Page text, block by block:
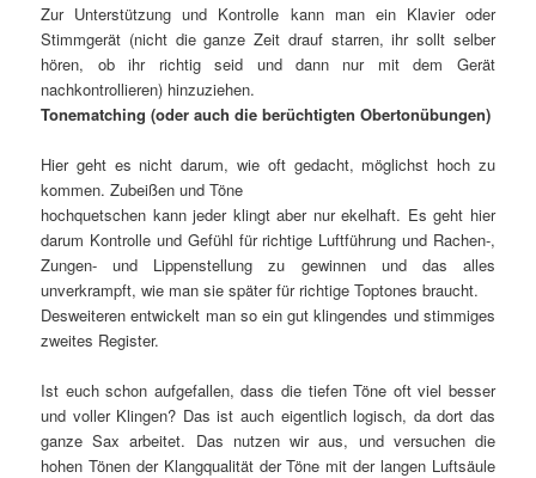
Zur Unterstützung und Kontrolle kann man ein Klavier oder
Stimmgerät (nicht die ganze Zeit drauf starren, ihr sollt selber
hören, ob ihr richtig seid und dann nur mit dem Gerät
nachkontrollieren) hinzuziehen.
Tonematching (oder auch die berüchtigten Obertonübungen)
Hier geht es nicht darum, wie oft gedacht, möglichst hoch zu
kommen. Zubeißen und Töne
hochquetschen kann jeder klingt aber nur ekelhaft. Es geht hier
darum Kontrolle und Gefühl für richtige Luftführung und Rachen-,
Zungen- und Lippenstellung zu gewinnen und das alles
unverkrampft, wie man sie später für richtige Toptones braucht.
Desweiteren entwickelt man so ein gut klingendes und stimmiges
zweites Register.
Ist euch schon aufgefallen, dass die tiefen Töne oft viel besser
und voller Klingen? Das ist auch eigentlich logisch, da dort das
ganze Sax arbeitet. Das nutzen wir aus, und versuchen die
hohen Tönen der Klangqualität der Töne mit der langen Luftsäule